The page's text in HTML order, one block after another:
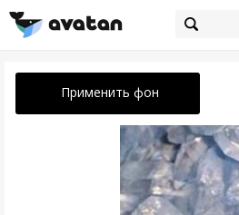
Применить фон